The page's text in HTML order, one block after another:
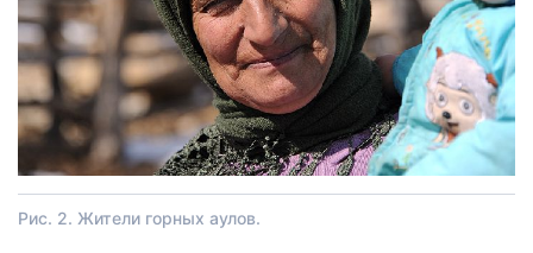
Рис. 2. Жители горных аулов.